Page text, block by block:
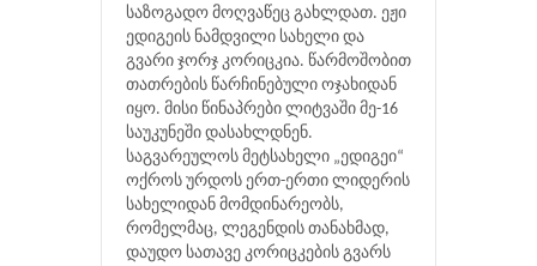
საზოგადო მოღვაწეც გახლდათ. ეჟი
ედიგეის ნამდვილი სახელი და
გვარი ჯორჯ კორიცკია. წარმოშობით
თათრების წარჩინებული ოჯახიდან
იყო. მისი წინაპრები ლიტვაში მე-16
საუკუნეში დასახლდნენ.
საგვარეულოს მეტსახელი „ედიგეი“
ოქროს ურდოს ერთ-ერთი ლიდერის
სახელიდან მომდინარეობს,
რომელმაც, ლეგენდის თანახმად,
დაუდო სათავე კორიცკების გვარს